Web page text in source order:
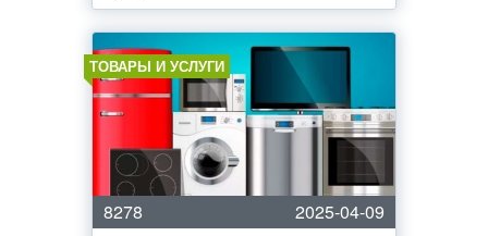
ТОВАРЫ И УСЛУГИ
8278
2025-04-09